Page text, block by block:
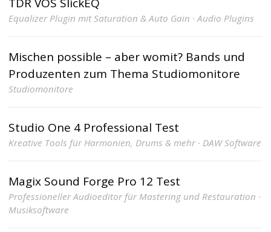
TDR VOS SlickEQ
Equalizer Plugin mit Saturation & Auto Gain · Audio Plugins
Mischen possible – aber womit? Bands und
Produzenten zum Thema Studiomonitore
Studiomonitore
Studio One 4 Professional Test
Kreative Tools für Harmonien, Drums & mehr · DAW Software
Magix Sound Forge Pro 12 Test
Professioneller Audioeditor für Mastering und Restauration ·
Musiksoftware